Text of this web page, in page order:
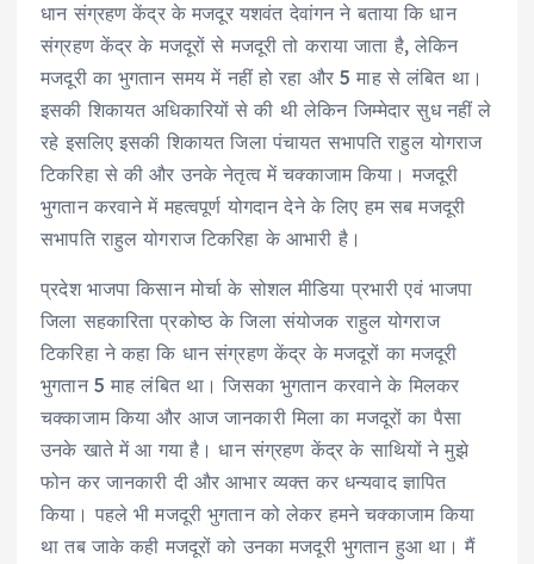
धान संग्रहण केंद्र के मजदूर यशवंत देवांगन ने बताया कि धान
संग्रहण केंद्र के मजदूरों से मजदूरी तो कराया जाता है, लेकिन
मजदूरी का भुगतान समय में नहीं हो रहा और 5 माह से लंबित था।
इसकी शिकायत अधिकारियों से की थी लेकिन जिम्मेदार सुध नहीं ले
रहे इसलिए इसकी शिकायत जिला पंचायत सभापति राहुल योगराज
टिकरिहा से की और उनके नेतृत्व में चक्काजाम किया। मजदूरी
भुगतान करवाने में महत्वपूर्ण योगदान देने के लिए हम सब मजदूरी
सभापति राहुल योगराज टिकरिहा के आभारी है।
प्रदेश भाजपा किसान मोर्चा के सोशल मीडिया प्रभारी एवं भाजपा
जिला सहकारिता प्रकोष्ठ के जिला संयोजक राहुल योगराज
टिकरिहा ने कहा कि धान संग्रहण केंद्र के मजदूरों का मजदूरी
भुगतान 5 माह लंबित था। जिसका भुगतान करवाने के मिलकर
चक्काजाम किया और आज जानकारी मिला का मजदूरों का पैसा
उनके खाते में आ गया है। धान संग्रहण केंद्र के साथियों ने मुझे
फोन कर जानकारी दी और आभार व्यक्त कर धन्यवाद ज्ञापित
किया। पहले भी मजदूरी भुगतान को लेकर हमने चक्काजाम किया
था तब जाके कही मजदूरों को उनका मजदूरी भुगतान हुआ था। मैं